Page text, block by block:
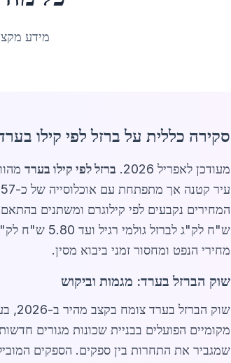
מידע
סקירה כללית על ברזל לפי קילו
מעודכן לאפריל 2026. ברזל לפי קילו בערד
המחירים נקבעים לפי קילוגרם ומשתנים בהתאם לסוג
מחירי הנפט ומחסור זמני ביבוא מסין.
שוק הברזל בערד: מגמות וביקוש
שוק הברזל בערד צומח בקצב מהיר ב-2026, בעיקר בגלל פרויקטי תשתיות ממשלתיים באזור הדרום. הביקוש ל
מקומיים הפועלים בבניית שכונות מגורים
שמגביר את התחרות בין ספקים. הספקים